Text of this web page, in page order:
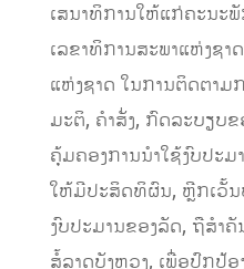
ເສນາທິການໃຫ້ແກ່ຄະນະ
ເລຂາທິການສະພາແຫ່ງຊ
ແຫ່ງຊາດ ໃນການຕິດຕາ
ມະຕິ, ຄໍາສັ່ງ, ກົດລະບຽບ
ຄຸ້ມຄອງການນໍາໃຊ້ງົບປະ
ໃຫ້ມີປະສິດທິຜົນ, ຫຼີກເວັ້
ງົບປະມານຂອງລັດ, ຖືສໍາ
ສໍ້ລາດບັງຫຼວງ, ເພື່ອປົກປ້